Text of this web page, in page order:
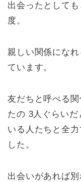
出会ったとして
度。
親しい関係にな
ています。
友だちと呼べる
たの 3人ぐらいだ
いる人たちと全
した。
出会いがあれば別